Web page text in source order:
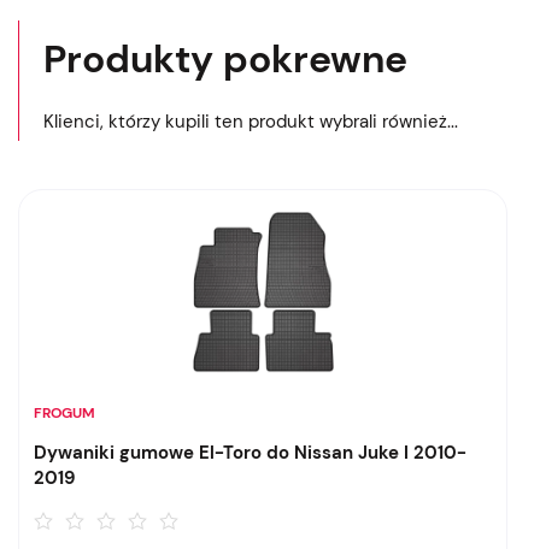
Produkty pokrewne
Klienci, którzy kupili ten produkt wybrali również...
FROGUM
Dywaniki gumowe El-Toro do Nissan Juke I 2010-
2019